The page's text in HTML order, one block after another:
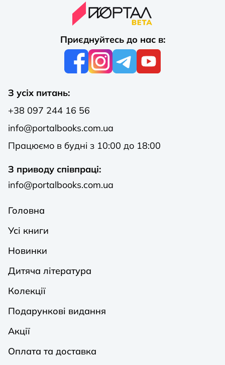
Приєднуйтесь до нас в:
З усіх питань:
+38 097 244 16 56
info@portalbooks.com.ua
Працюємо в будні з 10:00 до 18:00
З приводу співпраці:
info@portalbooks.com.ua
Головна
Усі книги
Новинки
Дитяча література
Колекції
Подарункові видання
Акції
Оплата та доставка